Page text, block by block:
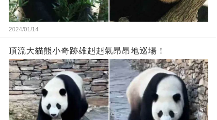
2024/01/14
頂流大貓熊小奇跡雄赳赳氣昂昂地巡場！